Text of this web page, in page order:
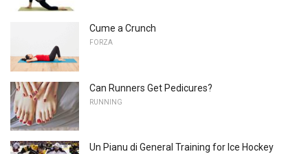
Cume a Crunch
FORZA
Can Runners Get Pedicures?
RUNNING
Un Pianu di General Training for Ice Hockey